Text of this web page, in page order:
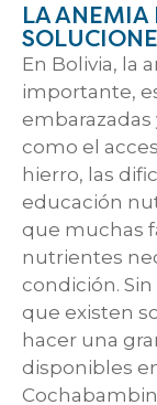
LA ANEMIA
En Bolivia, la
importante,
embarazadas
como el
hierro, las
educación
que muchas
nutrientes
condición.
que existen
hacer una
disponibles